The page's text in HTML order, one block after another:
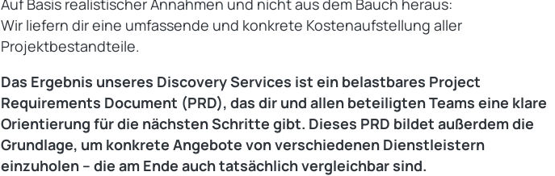
Wir liefern dir eine umfassende und konkrete Kostenaufstellung aller
Projektbestandteile.
Das Ergebnis unseres Discovery Services ist ein belastbares Project
Requirements Document (PRD), das dir und allen beteiligten Teams eine klare
Orientierung für die nächsten Schritte gibt. Dieses PRD bildet außerdem die
Grundlage, um konkrete Angebote von verschiedenen Dienstleistern
einzuholen – die am Ende auch tatsächlich vergleichbar sind.